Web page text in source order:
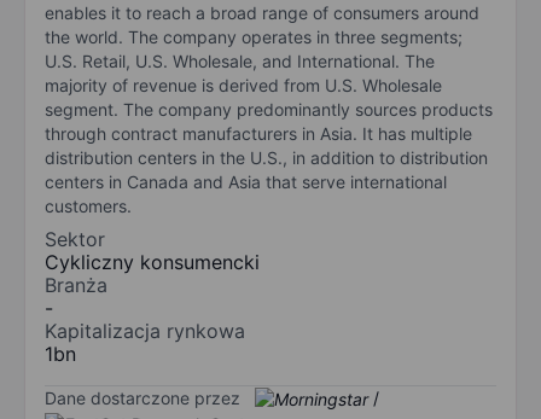
enables it to reach a broad range of consumers around
the world. The company operates in three segments;
U.S. Retail, U.S. Wholesale, and International. The
majority of revenue is derived from U.S. Wholesale
segment. The company predominantly sources products
through contract manufacturers in Asia. It has multiple
distribution centers in the U.S., in addition to distribution
centers in Canada and Asia that serve international
customers.
Sektor
Cykliczny konsumencki
Branża
-
Kapitalizacja rynkowa
1bn
Dane dostarczone przez /